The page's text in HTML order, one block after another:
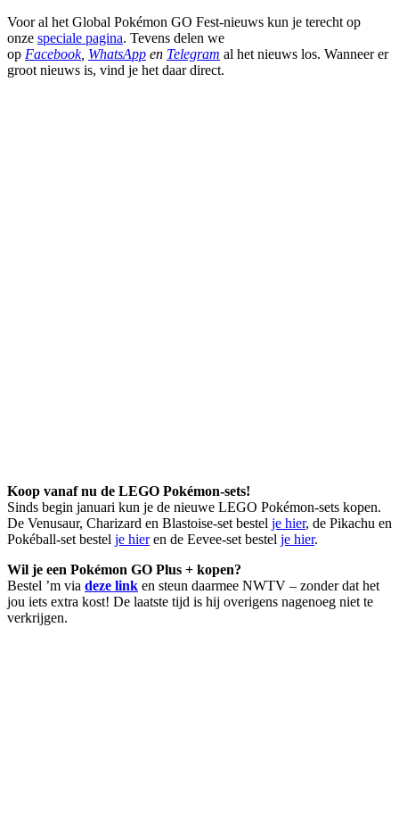
Voor al het Global Pokémon GO Fest-nieuws kun je terecht op
onze speciale pagina. Tevens delen we
op Facebook, WhatsApp en Telegram al het nieuws los. Wanneer er
groot nieuws is, vind je het daar direct.
Koop vanaf nu de LEGO Pokémon-sets!
Sinds begin januari kun je de nieuwe LEGO Pokémon-sets kopen.
De Venusaur, Charizard en Blastoise-set bestel je hier, de Pikachu en
Pokéball-set bestel je hieren de Eevee-set bestel je hier.
Wil je een Pokémon GO Plus + kopen?
Bestel ’m via deze link en steun daarmee NWTV – zonder dat het
jou iets extra kost! De laatste tijd is hij overigens nagenoeg niet te
verkrijgen.